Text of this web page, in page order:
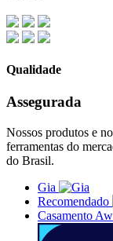
Qualidade
Assegurada
Nossos produtos e
ferramentas do
do Brasil.
Gia
Recomendado
Casamento